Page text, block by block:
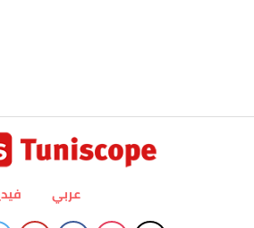
عربي